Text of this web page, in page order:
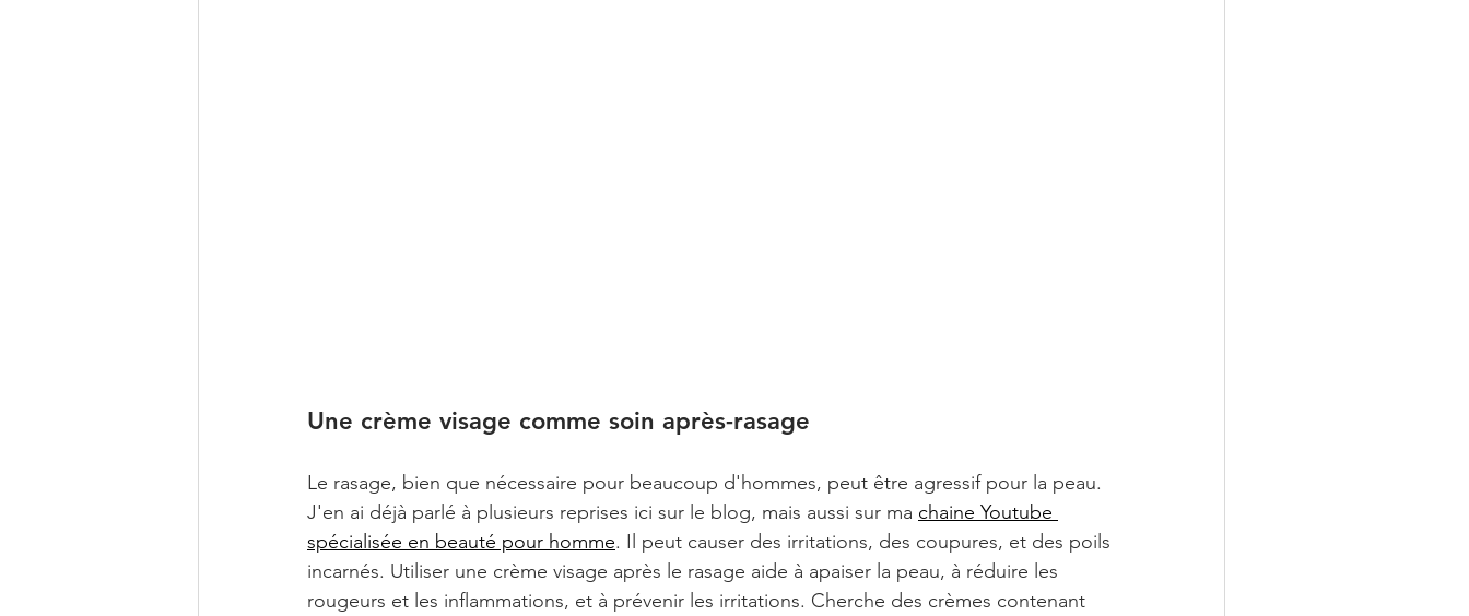
Une crème visage comme soin après-rasage
Le rasage, bien que nécessaire pour beaucoup d'hommes, peut être agressif pour la peau.
J'en ai déjà parlé à plusieurs reprises ici sur le blog, mais aussi sur ma chaine Youtube
spécialisée en beauté pour homme. Il peut causer des irritations, des coupures, et des poils
incarnés. Utiliser une crème visage après le rasage aide à apaiser la peau, à réduire les
rougeurs et les inflammations, et à prévenir les irritations. Cherche des crèmes contenant